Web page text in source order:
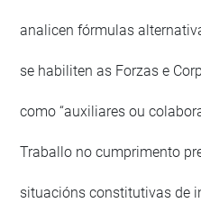
analicen fórmulas
se habiliten as Forzas e
como “auxiliares ou
Traballo no cumprimento
situacións constitutivas de